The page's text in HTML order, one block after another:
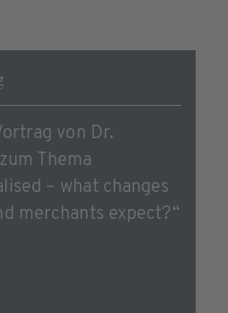
von Dr.
Thema
– what changes
merchants expect?“